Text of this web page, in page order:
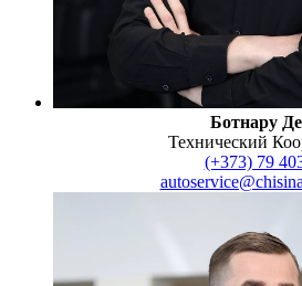
Ботнару
Технический
(+373) 79